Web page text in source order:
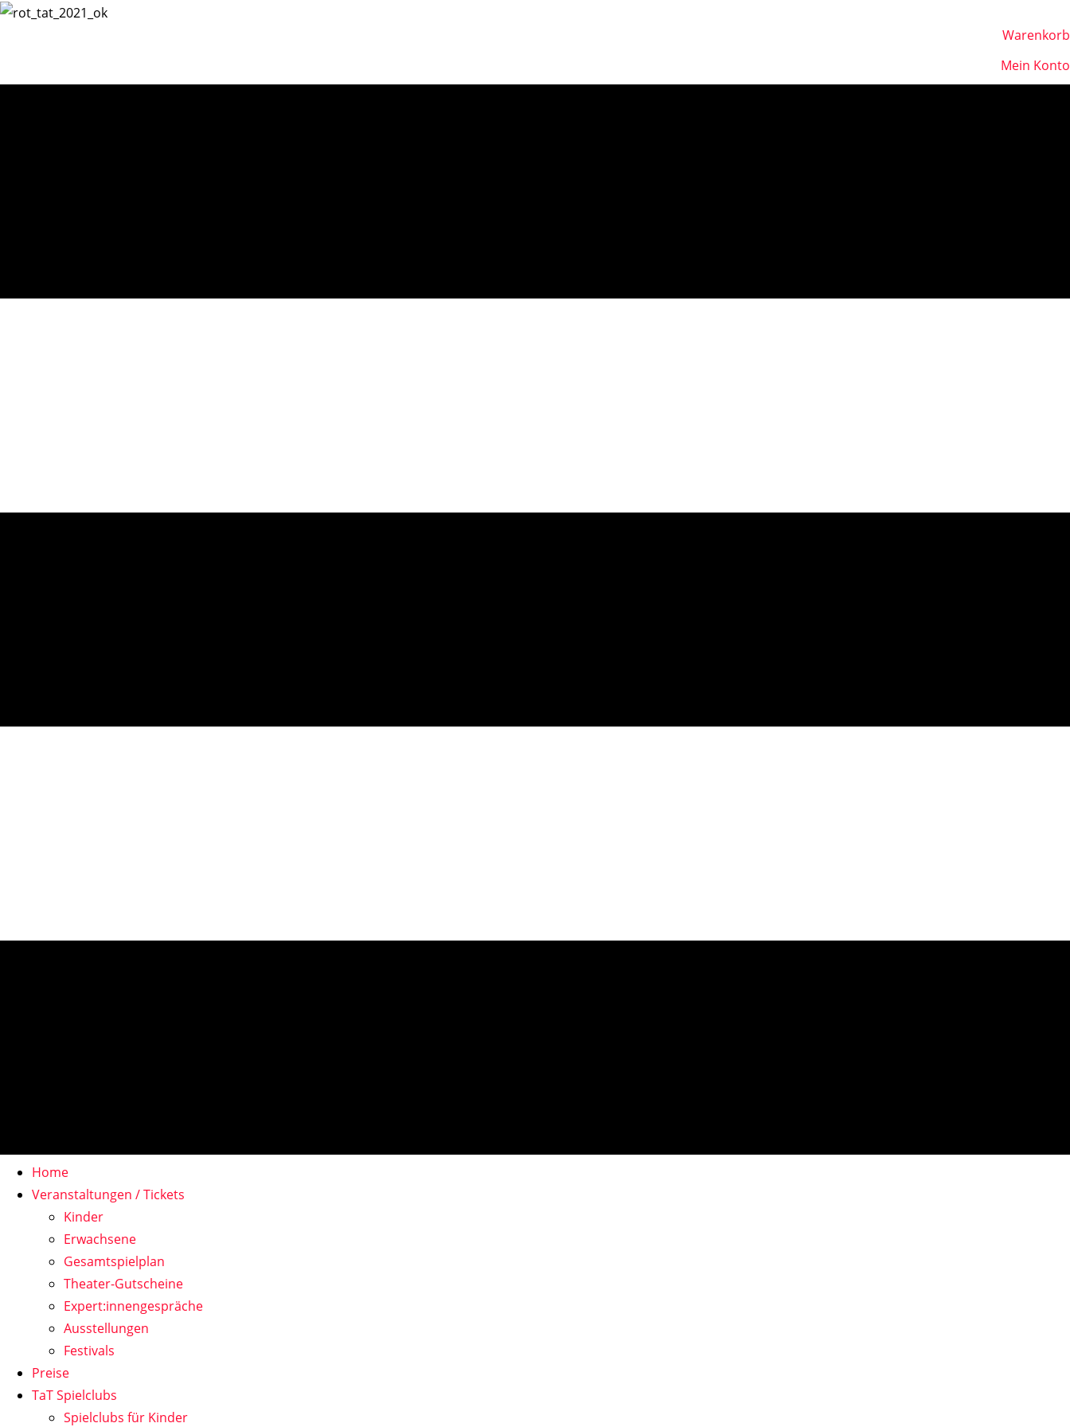
Warenkorb
Mein Konto
Home
Veranstaltungen / Tickets
Kinder
Erwachsene
Gesamtspielplan
Theater-Gutscheine
Expert:innengespräche
Ausstellungen
Festivals
Preise
TaT Spielclubs
Spielclubs für Kinder